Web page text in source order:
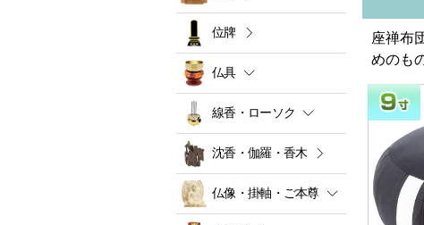
座禅布
めのも
位牌
仏具
線香・ローソク
沈香・伽羅・香木
仏像・掛軸・ご本尊